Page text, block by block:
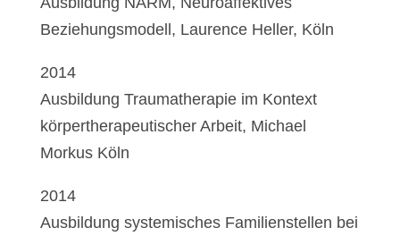
Beziehungsmodell, Laurence Heller, Köln
2014
Ausbildung Traumatherapie im Kontext
körpertherapeutischer Arbeit, Michael
Morkus Köln
2014
Ausbildung systemisches Familienstellen bei